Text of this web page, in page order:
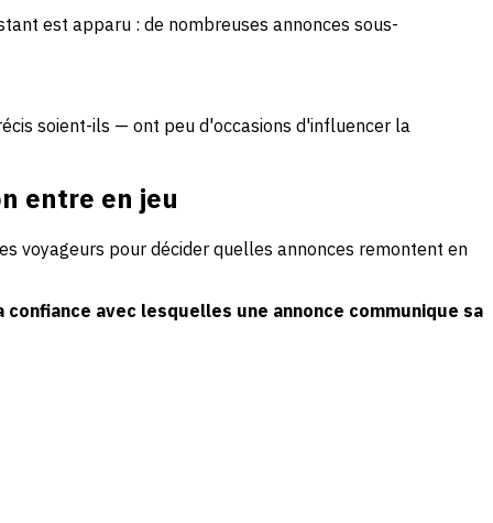
est apparu : de nombreuses annonces sous-
soient-ils — ont peu d'occasions d'influencer la
entre en jeu
voyageurs pour décider quelles annonces remontent en
avec lesquelles une annonce communique sa